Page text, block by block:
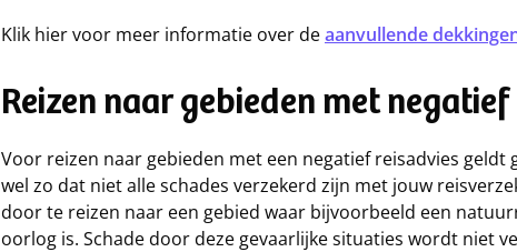
Klik hier voor meer informatie over deaanvullende
Reizen naar gebieden met
Voor reizen naar gebieden met een negatief reisadvies
wel zo dat niet alle schades verzekerd zijn met jouw
door te reizen naar een gebied waar bijvoorbeeld een
oorlog is. Schade door deze gevaarlijke situaties wordt niet